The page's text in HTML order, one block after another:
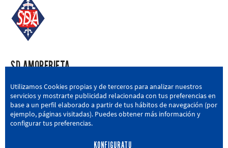
SD AMOREBIETA
San Miguel Kalea, 16, 48340 Amorebieta, Bizkaia
946 604 751 | sda@sdamorebieta.eus
Utilizamos Cookies propias y de terceros para analizar nuestros
servicios y mostrarte publicidad relacionada con tus preferencias en
base a un perfil elaborado a partir de tus hábitos de navegación (por
ejemplo, páginas visitadas). Puedes obtener más información y
configurar tus preferencias.
KONFIGURATU